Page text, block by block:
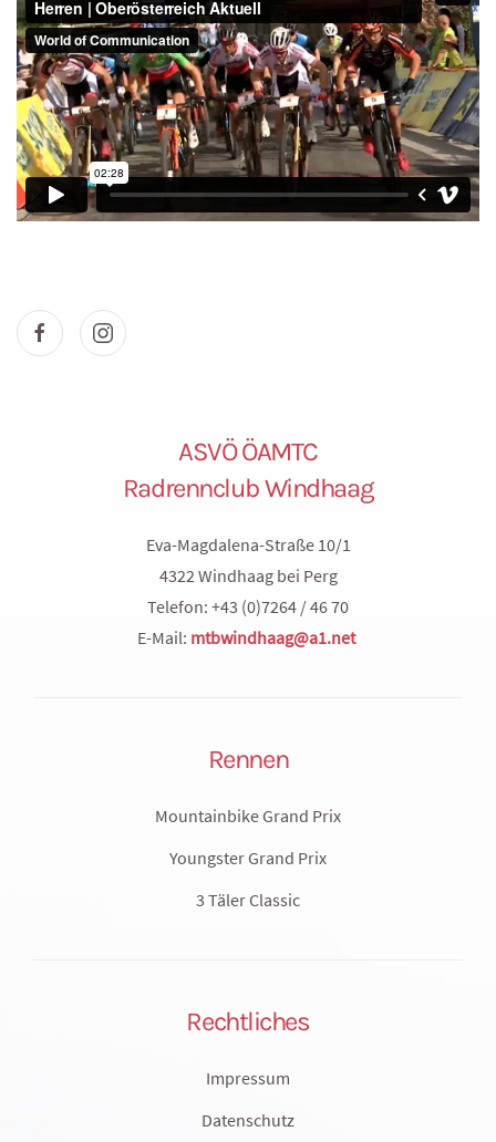
ASVÖ ÖAMTC
Radrennclub Windhaag
Eva-Magdalena-Straße 10/1
4322 Windhaag bei Perg
Telefon: +43 (0)7264 / 46 70
E-Mail: mtbwindhaag@a1.net
Rennen
Mountainbike Grand Prix
Youngster Grand Prix
3 Täler Classic
Rechtliches
Impressum
Datenschutz